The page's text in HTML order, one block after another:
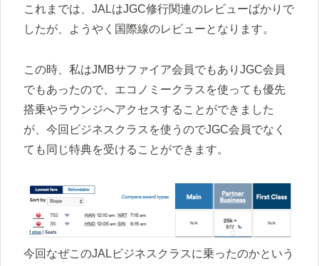
これまでは、JALはJGC修行関連のレビューばかりで
したが、ようやく国際線のレビューとなります。
この時、私はJMBサファイア会員でもありJGC会員
でもあったので、エコノミークラスを使っても優先
搭乗やラウンジへアクセスすることができました
が、今回ビジネスクラスを使うのでJGC会員でなく
ても同じ特典を受けることができます。
今回なぜこのJALビジネスクラスに乗ったのかという